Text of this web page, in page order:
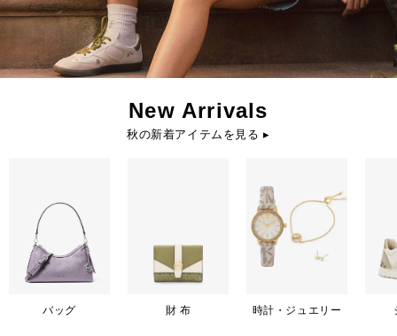
New Arrivals
秋の新着アイテムを見る ▸
バッグ 財 布 時計・ジュエリー